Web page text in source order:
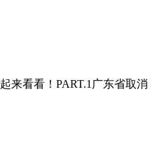
来看看！PART.1广东省取消